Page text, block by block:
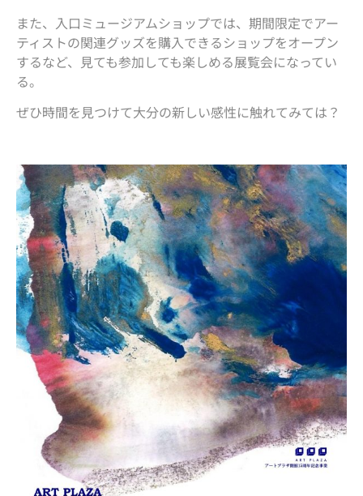
また、入口ミュージアムショップでは、期間限定でアー
ティストの関連グッズを購入できるショップをオープン
するなど、見ても参加しても楽しめる展覧会になってい
る。
ぜひ時間を見つけて大分の新しい感性に触れてみては？